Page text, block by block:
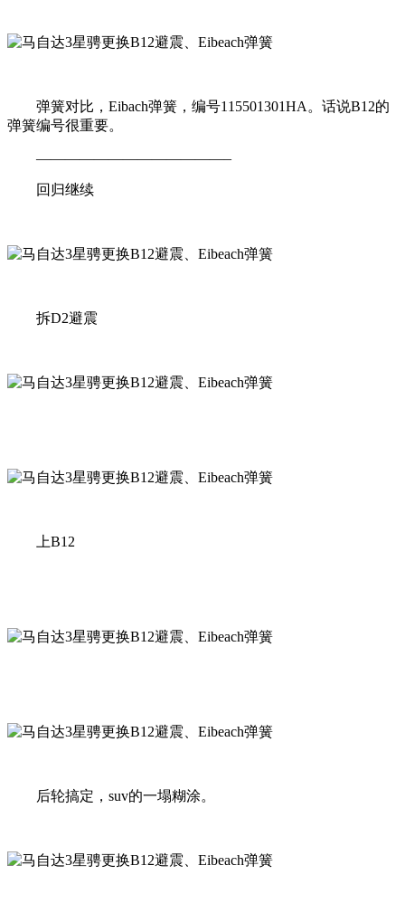
弹簧对比，Eibach弹簧，编号115501301HA。话说B12的
弹簧编号很重要。
—————————————–
回归继续
拆D2避震
上B12
后轮搞定，suv的一塌糊涂。